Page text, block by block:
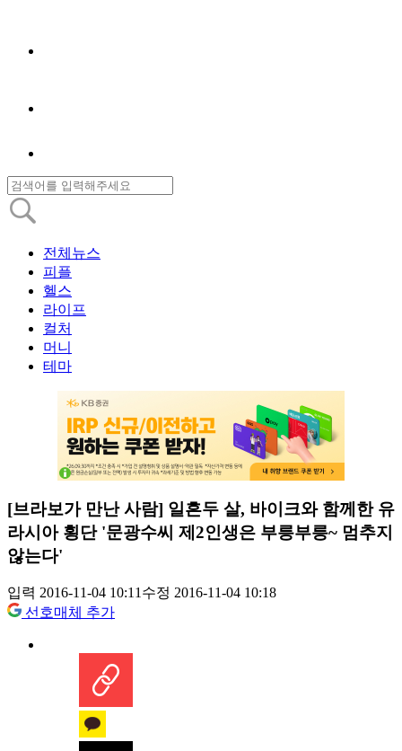
전체뉴스
피플
헬스
라이프
컬처
머니
테마
[브라보가 만난 사람] 일흔두 살, 바이크와 함께한 유
라시아 횡단 '문광수씨 제2인생은 부릉부릉~ 멈추지
않는다'
입력 2016-11-04 10:11수정 2016-11-04 10:18
선호매체 추가